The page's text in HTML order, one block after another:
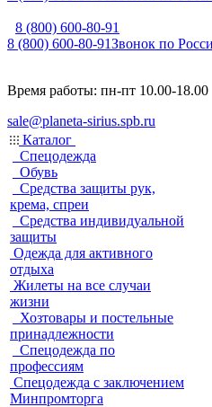
8 (800) 600-80-91
8 (800) 600-80-91Звонок по
Время работы: пн-пт 10.00-18.00
sale@planeta-sirius.spb.ru
Каталог
Спецодежда
Обувь
Средства защиты рук,
крема, спреи
Средства индивидуальной
защиты
Одежда для активного
отдыха
Жилеты на все случаи
жизни
Хозтовары и постельные
принадлежности
Спецодежда по
профессиям
Спецодежда с заключением
Минпромторга